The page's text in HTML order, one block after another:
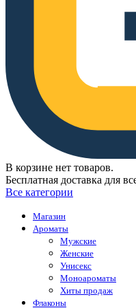
В корзине нет товаров.
Бесплатная доставка для
Все категории
Магазин
Ароматы
Мужские
Женские
Унисекс
Моноароматы
Хиты продаж
Флаконы